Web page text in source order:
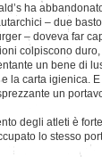
ha
– due
– doveva far
colpiscono
un bene di
la carta igienica.
un
degli atleti è
lo stesso